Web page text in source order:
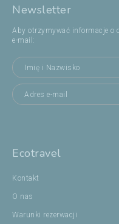
Newsletter
Aby otrzymywać informacje o
e-mail:
Ecotravel
Kontakt
O nas
Warunki rezerwacji